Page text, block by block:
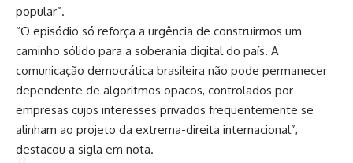
popular”.
“O episódio só reforça a urgência de construirmos um
caminho sólido para a soberania digital do país. A
comunicação democrática brasileira não pode permanecer
dependente de algoritmos opacos, controlados por
empresas cujos interesses privados frequentemente se
alinham ao projeto da extrema-direita internacional”,
destacou a sigla em nota.